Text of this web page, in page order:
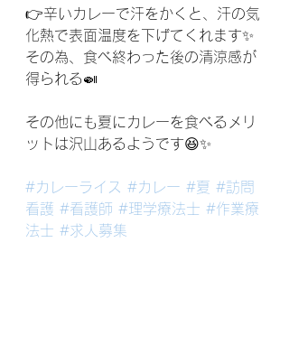
👉辛いカレーで汗をかくと、汗の気
化熱で表面温度を下げてくれます✨
その為、食べ終わった後の清涼感が
得られる🍛
その他にも夏にカレーを食べるメリ
ットは沢山あるようです😆✨
#カレーライス #カレー #夏 #訪問
看護 #看護師 #理学療法士 #作業療
法士 #求人募集